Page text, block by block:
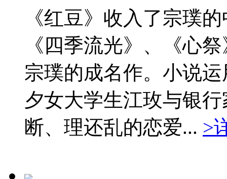
《红豆》收入了宗璞
《四季流光》、《心
宗璞的成名作。小说
夕女大学生江玫与银
断、理还乱的恋爱... >